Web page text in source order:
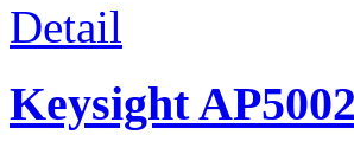
Detail
Keysight